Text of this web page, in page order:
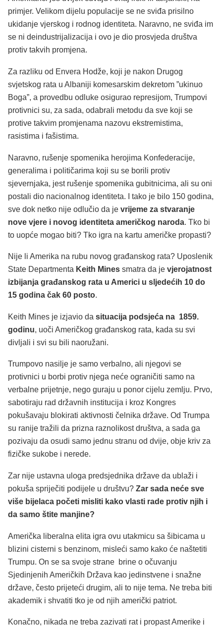
primjer. Velikom dijelu populacije se ne sviđa prisilno
ukidanje vjerskog i rodnog identiteta. Naravno, ne sviđa im
se ni deindustrijalizacija i ovo je dio prosvjeda društva
protiv takvih promjena.
Za razliku od Envera Hodže, koji je nakon Drugog
svjetskog rata u Albaniji komesarskim dekretom ”ukinuo
Boga”, a provedbu odluke osigurao represijom, Trumpovi
protivnici su, za sada, odabrali metodu da sve koji se
protive takvim promjenama nazovu ekstremistima,
rasistima i fašistima.
Naravno, rušenje spomenika herojima Konfederacije,
generalima i političarima koji su se borili protiv
sjevernjaka, jest rušenje spomenika gubitnicima, ali su oni
postali dio nacionalnog identiteta. I tako je bilo 150 godina,
sve dok netko nije odlučio da je vrijeme za stvaranje
nove vjere i novog identiteta američkog naroda. Tko bi
to uopće mogao biti? Tko igra na kartu američke propasti?
Nije li Amerika na rubu novog građanskog rata? Uposlenik
State Departmenta Keith Mines smatra da je vjerojatnost
izbijanja građanskog rata u Americi u sljedećih 10 do
15 godina čak 60 posto.
Keith Mines je izjavio da situacija podsjeća na 1859.
godinu, uoči Američkog građanskog rata, kada su svi
divljali i svi su bili naoružani.
Trumpovo nasilje je samo verbalno, ali njegovi se
protivnici u borbi protiv njega neće ograničiti samo na
verbalne prijetnje, nego guraju u ponor cijelu zemlju. Prvo,
sabotiraju rad državnih institucija i kroz Kongres
pokušavaju blokirati aktivnosti čelnika države. Od Trumpa
su ranije tražili da prizna raznolikost društva, a sada ga
pozivaju da osudi samo jednu stranu od dvije, obje kriv za
fizičke sukobe i nerede.
Zar nije ustavna uloga predsjednika države da ublaži i
pokuša spriječiti podijele u društvu? Zar sada neće sve
više bijelaca početi misliti kako vlasti rade protiv njih i
da samo štite manjine?
Američka liberalna elita igra ovu utakmicu sa šibicama u
blizini cisterni s benzinom, misleći samo kako će naštetiti
Trumpu. On se sa svoje strane brine o očuvanju
Sjedinjenih Američkih Država kao jedinstvene i snažne
države, često prijeteći drugim, ali to nije tema. Ne treba biti
akademik i shvatiti tko je od njih američki patriot.
Konačno, nikada ne treba zazivati rat i propast Amerike i